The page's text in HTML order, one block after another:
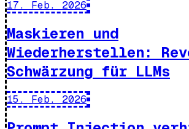
17. Feb. 2026
Maskieren und
Wiederherstellen:
Schwärzung für LLMs
15. Feb. 2026